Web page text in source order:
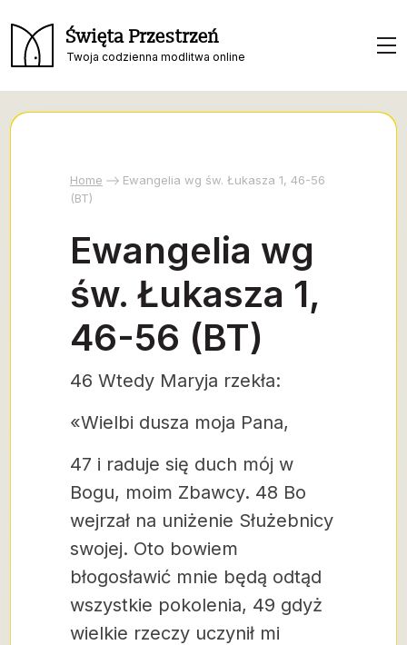
Święta Przestrzeń
Twoja codzienna modlitwa online
Home
Ewangelia wg św. Łukasza 1, 46-56
(BT)
Ewangelia wg
św. Łukasza 1,
46-56 (BT)
46 Wtedy Maryja rzekła:
«Wielbi dusza moja Pana,
47 i raduje się duch mój w
Bogu, moim Zbawcy. 48 Bo
wejrzał na uniżenie Służebnicy
swojej. Oto bowiem
błogosławić mnie będą odtąd
wszystkie pokolenia, 49 gdyż
wielkie rzeczy uczynił mi